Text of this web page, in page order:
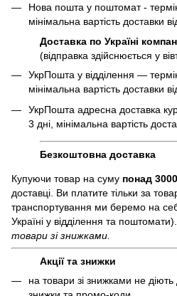
Нова пошта у поштомат -
мінімальна вартість доставки
Доставка по Україні
(відправка здійснюється у
УкрПошта у відділення —
мінімальна вартість доставки
УкрПошта адресна доставка
3 дні, мінімальна вартість
Безкоштовна доставка
Купуючи товар на суму понад
доставці. Ви платите тільки за
транспортування ми беремо на
Україні у відділення та поштомати).
товари зі знижками.
Акції та знижки
на товари зі знижками не діють